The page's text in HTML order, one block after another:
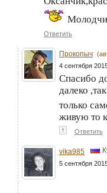
Ответить
Прокопыч
4 сентября
Спасибо
далеко
только
живую то
↑ Ответить
vika985
5 сентября